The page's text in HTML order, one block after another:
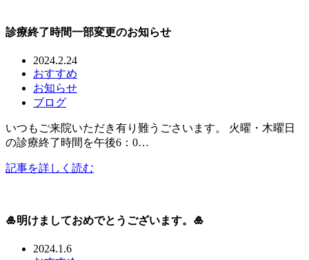
診療終了時間一部変更のお知らせ
2024.2.24
おすすめ
お知らせ
ブログ
いつもご来院いただき有り難うごさいます。 火曜・木曜日
の診療終了時間を午後6：0…
記事を詳しく読む
🎍明けましておめでとうございます。🎍
2024.1.6